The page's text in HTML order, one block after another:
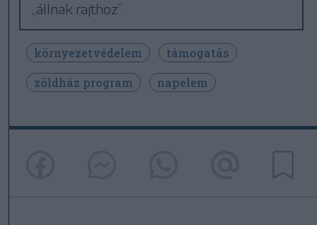
„állnak rajthoz”.
környezetvédelem
támogatás
zöldház program
napelem